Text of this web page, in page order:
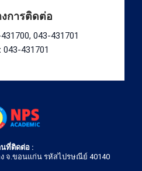
การติดต่อ
043-431701
043-431701
ที่ติดต่อ :
จ.ขอนแก่น รหัสไปรษณีย์ 40140